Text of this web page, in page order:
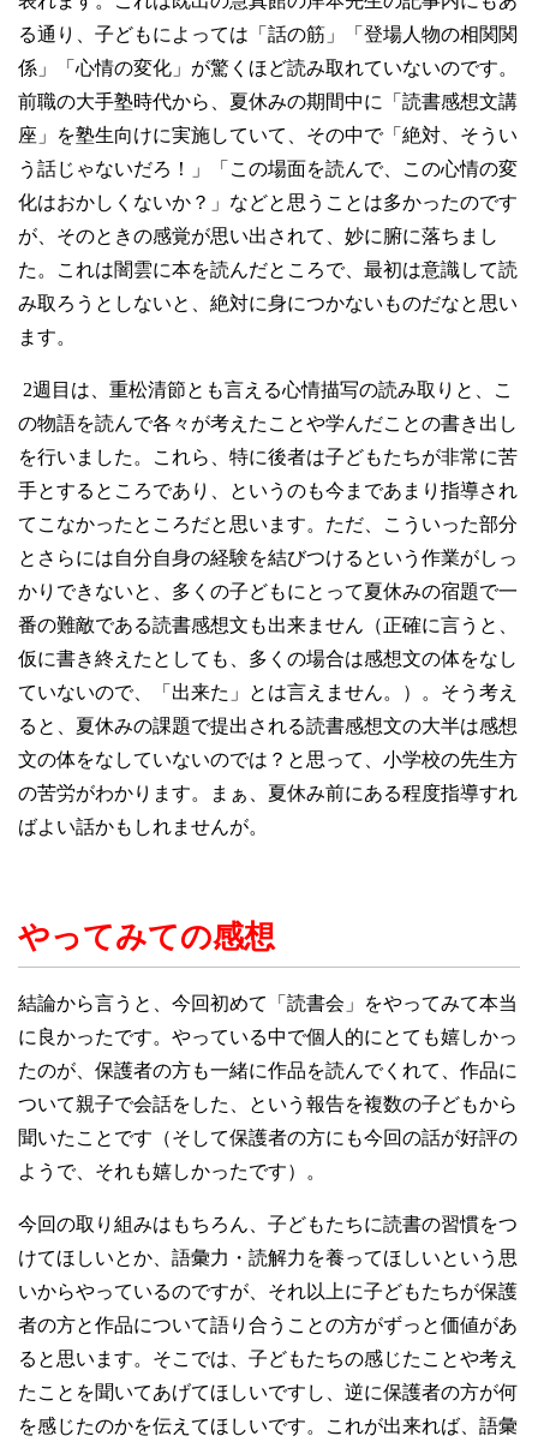
る通り、子どもによっては「話の筋」「登場人物の相関関
係」「心情の変化」が驚くほど読み取れていないのです。
前職の大手塾時代から、夏休みの期間中に「読書感想文講
座」を塾生向けに実施していて、その中で「絶対、そうい
う話じゃないだろ！」「この場面を読んで、この心情の変
化はおかしくないか？」などと思うことは多かったのです
が、そのときの感覚が思い出されて、妙に腑に落ちまし
た。これは闇雲に本を読んだところで、最初は意識して読
み取ろうとしないと、絶対に身につかないものだなと思い
ます。
2週目は、重松清節とも言える心情描写の読み取りと、こ
の物語を読んで各々が考えたことや学んだことの書き出し
を行いました。これら、特に後者は子どもたちが非常に苦
手とするところであり、というのも今まであまり指導され
てこなかったところだと思います。ただ、こういった部分
とさらには自分自身の経験を結びつけるという作業がしっ
かりできないと、多くの子どもにとって夏休みの宿題で一
番の難敵である読書感想文も出来ません（正確に言うと、
仮に書き終えたとしても、多くの場合は感想文の体をなし
ていないので、「出来た」とは言えません。）。そう考え
ると、夏休みの課題で提出される読書感想文の大半は感想
文の体をなしていないのでは？と思って、小学校の先生方
の苦労がわかります。まぁ、夏休み前にある程度指導すれ
ばよい話かもしれませんが。
やってみての感想
結論から言うと、今回初めて「読書会」をやってみて本当
に良かったです。やっている中で個人的にとても嬉しかっ
たのが、保護者の方も一緒に作品を読んでくれて、作品に
ついて親子で会話をした、という報告を複数の子どもから
聞いたことです（そして保護者の方にも今回の話が好評の
ようで、それも嬉しかったです）。
今回の取り組みはもちろん、子どもたちに読書の習慣をつ
けてほしいとか、語彙力・読解力を養ってほしいという思
いからやっているのですが、それ以上に子どもたちが保護
者の方と作品について語り合うことの方がずっと価値があ
ると思います。そこでは、子どもたちの感じたことや考え
たことを聞いてあげてほしいですし、逆に保護者の方が何
を感じたのかを伝えてほしいです。これが出来れば、語彙